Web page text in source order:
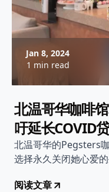
Jan 8, 2024
1 min read
北温哥华咖啡
吁延长COVID
北温哥华的Pegsters
选择永久关闭她心爱
阅读文章